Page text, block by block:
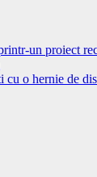
un proiect
cu o hernie de